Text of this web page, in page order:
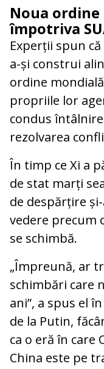
Noua
împotriva
Experții spun
a-și construi
ordine
propriile lor
condus
rezolvarea
În timp ce Xi a
de stat marți
de despărțire
vedere precum
se schimbă.
„Împreună, ar
schimbări care
ani”, a spus el
de la Putin,
ca o eră în care
China este pe